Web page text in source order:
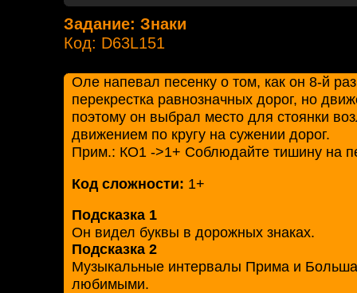
Задание: Знаки
Код: D63L151
Оле напевал песенку о том, как он 8-й
перекрестка равнозначных дорог, но
поэтому он выбрал место для стоянки
движением по кругу на сужении дорог.
Прим.: КО1 ->1+ Соблюдайте тишину на
Код сложности: 1+
Подсказка 1
Он видел буквы в дорожных знаках.
Подсказка 2
Музыкальные интервалы Прима и
любимыми.